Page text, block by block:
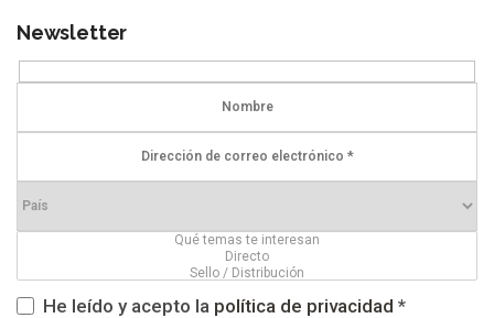
Newsletter
He leído y acepto la política de privacidad *